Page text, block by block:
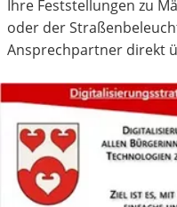
Ihre Feststellungen zu
oder der
Ansprechpartner direkt